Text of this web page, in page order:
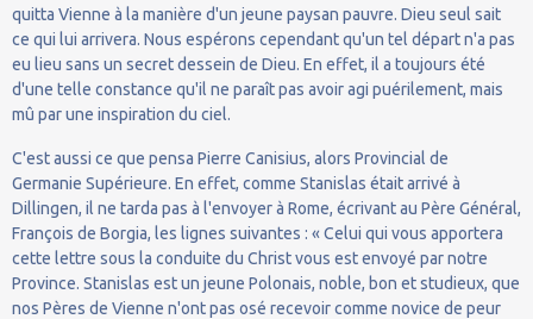
quitta Vienne à la manière d'un jeune paysan pauvre. Dieu seul sait
ce qui lui arrivera. Nous espérons cependant qu'un tel départ n'a pas
eu lieu sans un secret dessein de Dieu. En effet, il a toujours été
d'une telle constance qu'il ne paraît pas avoir agi puérilement, mais
mû par une inspiration du ciel.
C'est aussi ce que pensa Pierre Canisius, alors Provincial de
Germanie Supérieure. En effet, comme Stanislas était arrivé à
Dillingen, il ne tarda pas à l'envoyer à Rome, écrivant au Père Général,
François de Borgia, les lignes suivantes : « Celui qui vous apportera
cette lettre sous la conduite du Christ vous est envoyé par notre
Province. Stanislas est un jeune Polonais, noble, bon et studieux, que
nos Pères de Vienne n'ont pas osé recevoir comme novice de peur